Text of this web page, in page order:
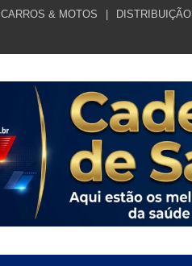
CARROS & MOTOS DISTRIBUIÇÃO